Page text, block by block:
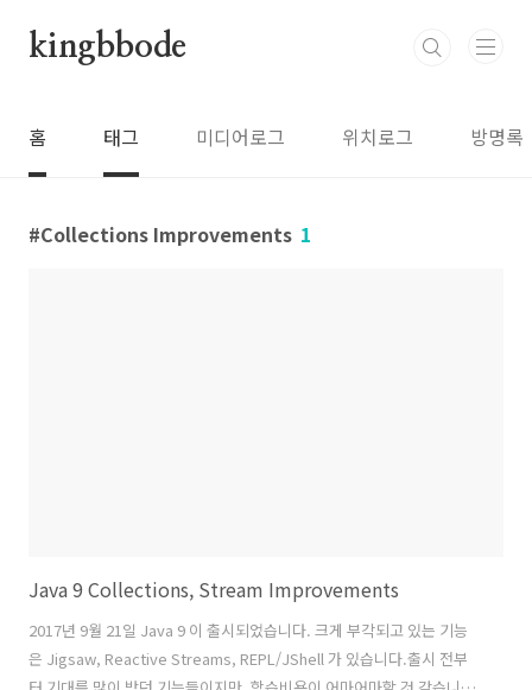
kingbbode
홈 태그 미디어로그 위치로그 방명록
Collections Improvements 1
Java 9 Collections, Stream Improvements
2017년 9월 21일 Java 9 이 출시되었습니다. 크게 부각되고 있는 기능
은 Jigsaw, Reactive Streams, REPL/JShell 가 있습니다.출시 전부